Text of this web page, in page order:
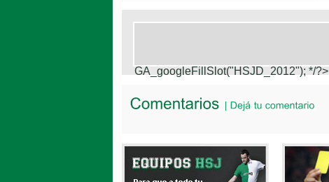
GA_googleFillSlot("HSJD_2012"); */?>